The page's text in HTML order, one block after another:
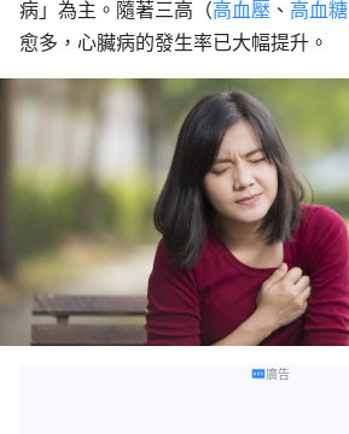
病」為主。隨著三高（高血壓 、 高血糖
愈多，心臟病的發生率已大幅提升。
廣告